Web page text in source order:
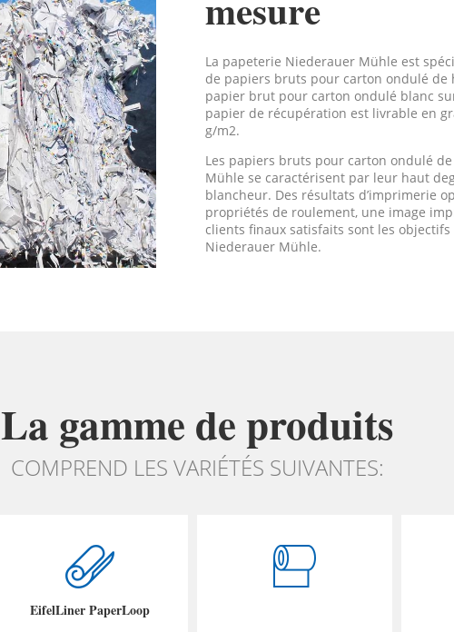
La papeterie Niederauer Mühle est
de papiers bruts pour carton ondulé de
papier brut pour carton ondulé blanc
papier de récupération est livrable en
g/m2.
Les papiers bruts pour carton ondulé
Mühle se caractérisent par leur haut
blancheur. Des résultats d’imprimerie
propriétés de roulement, une image
clients finaux satisfaits sont les
Niederauer Mühle.
La gamme de produits
COMPREND LES VARIÉTÉS SUIVANTES:
EifelLiner PaperLoop